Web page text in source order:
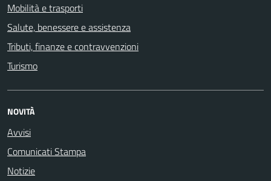
Mobilità e trasporti
Salute, benessere e assistenza
Tributi, finanze e contravvenzioni
Turismo
NOVITÀ
Avvisi
Comunicati Stampa
Notizie